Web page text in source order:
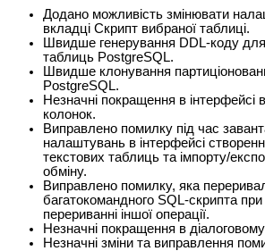
Додано можливість змінювати
вкладці Скрипт вибраної таблиці.
Швидше генерування DDL-коду для
таблиць PostgreSQL.
Швидше клонування
PostgreSQL.
Незначні покращення в інтерфейсі
колонок.
Виправлено помилку під час
налаштувань в інтерфейсі
текстових таблиць та імпорту/
обміну.
Виправлено помилку, яка
багатокомандного SQL-скрипта при
перериванні іншої операції.
Незначні покращення в діалоговому
Незначні зміни та виправлення